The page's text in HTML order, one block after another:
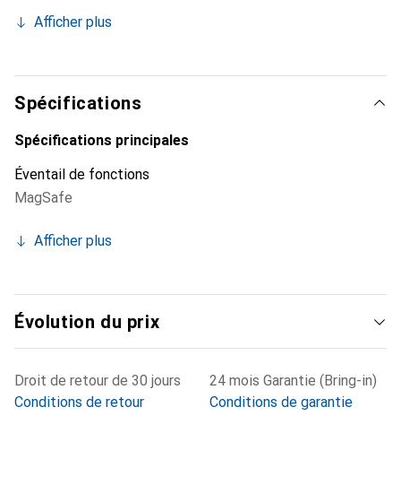
devient l'accessoire chic et indispensable de votre
produits de haute qualité, la marque Noreve est un choix
sûr pour une clientèle exigeante.
Afficher plus
Spécifications
Spécifications principales
Éventail de fonctions
MagSafe
Afficher plus
Évolution du prix
Droit de retour de 30 jours
Conditions de retour
24 mois Garantie (Bring-in)
Conditions de garantie